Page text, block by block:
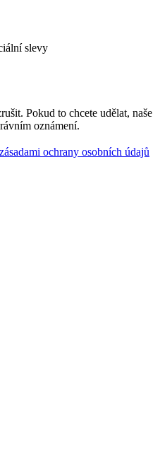
slevy
Pokud to chcete udělat, naše
oznámení.
zásadami ochrany osobních údajů